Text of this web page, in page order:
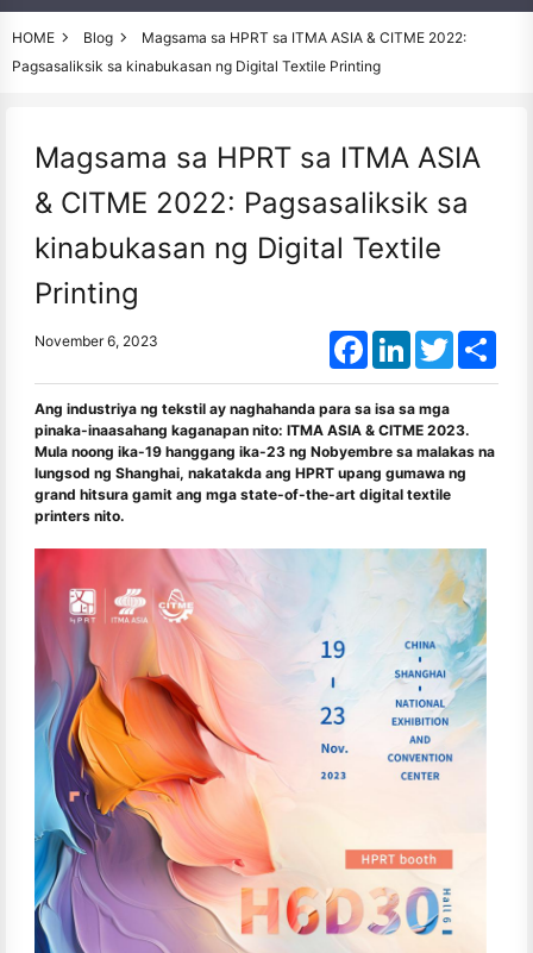
HOME Blog
Magsama sa HPRT sa ITMA ASIA & CITME 2022:
Pagsasaliksik sa kinabukasan ng Digital Textile Printing
Magsama sa HPRT sa ITMA ASIA
& CITME 2022: Pagsasaliksik sa
kinabukasan ng Digital Textile
Printing
November 6, 2023 FacebookLinkedInTwitter
Ang industriya ng tekstil ay naghahanda para sa isa sa mga
pinaka-inaasahang kaganapan nito: ITMA ASIA & CITME 2023.
Mula noong ika-19 hanggang ika-23 ng Nobyembre sa malakas na
lungsod ng Shanghai, nakatakda ang HPRT upang gumawa ng
grand hitsura gamit ang mga state-of-the-art digital textile
printers nito.